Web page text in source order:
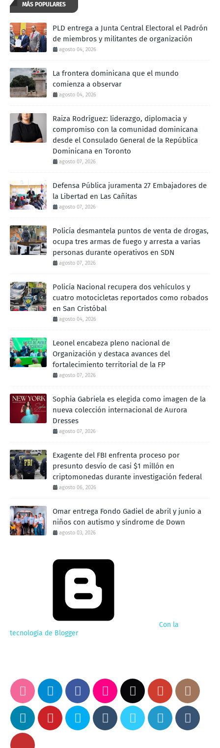
MÁS POPULARES
PLD entrega a Junta Central Electoral el Padrón
de miembros y militantes de organización
agosto 04, 2026
La frontera dominicana que el mundo
comienza a observar
agosto 04, 2026
Raiza Rodríguez: liderazgo, diplomacia y
compromiso con la comunidad dominicana
desde el Consulado General de la República
Dominicana en Toronto
agosto 07, 2026
Defensa Pública juramenta 27 Embajadores de
la Libertad en Las Cañitas
agosto 07, 2026
Policía desmantela puntos de venta de drogas,
ocupa tres armas de fuego y arresta a varias
personas durante operativos en SDN
agosto 07, 2026
Policía Nacional recupera dos vehículos y
cuatro motocicletas reportados como robados
en San Cristóbal
agosto 04, 2026
Leonel encabeza pleno nacional de
Organización y destaca avances del
fortalecimiento territorial de la FP
agosto 07, 2026
Sophia Gabriela es elegida como imagen de la
nueva colección internacional de Aurora
Dresses
agosto 07, 2026
Exagente del FBI enfrenta proceso por
presunto desvío de casi $1 millón en
criptomonedas durante investigación federal
agosto 06, 2026
Omar entrega Fondo Gadiel de abril y junio a
niños con autismo y síndrome de Down
agosto 03, 2026
Con la
tecnología de Blogger